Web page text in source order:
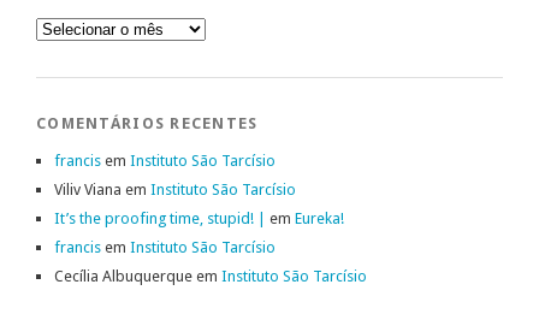
Arquivo
COMENTÁRIOS RECENTES
francis em Instituto São Tarcísio
Viliv Viana em Instituto São Tarcísio
It’s the proofing time, stupid! | em Eureka!
francis em Instituto São Tarcísio
Cecília Albuquerque em Instituto São Tarcísio